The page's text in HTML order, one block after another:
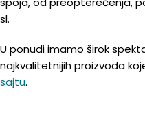
sl.
U ponudi imamo širok
najkvalitetnijih proizvoda
sajtu.